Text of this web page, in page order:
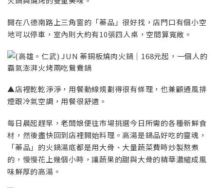
開在八德南路上三角窗的「蓁品」很好找，店門口有個小空
地可以停車，室內則大約有10張四人桌，空間算寬敞。
▲店裡乾乾淨淨，用餐動線規劃得很有條理，也兼顧通風排
煙跟冷氣空調，用餐很舒適。
每日晨起趕早，老闆娘便往市場挑選今日所需的各種新鮮食
材，然後盡快回到店裡開始料理。高湯是鍋品好吃的靈魂，
「蓁品」的火鍋湯底都是用大骨、大量蔬菜費時炒製熬煮
的，慢慢花上幾個小時，讓蔬果的甜與大骨的精華濃縮成風
味鮮厚的高湯。